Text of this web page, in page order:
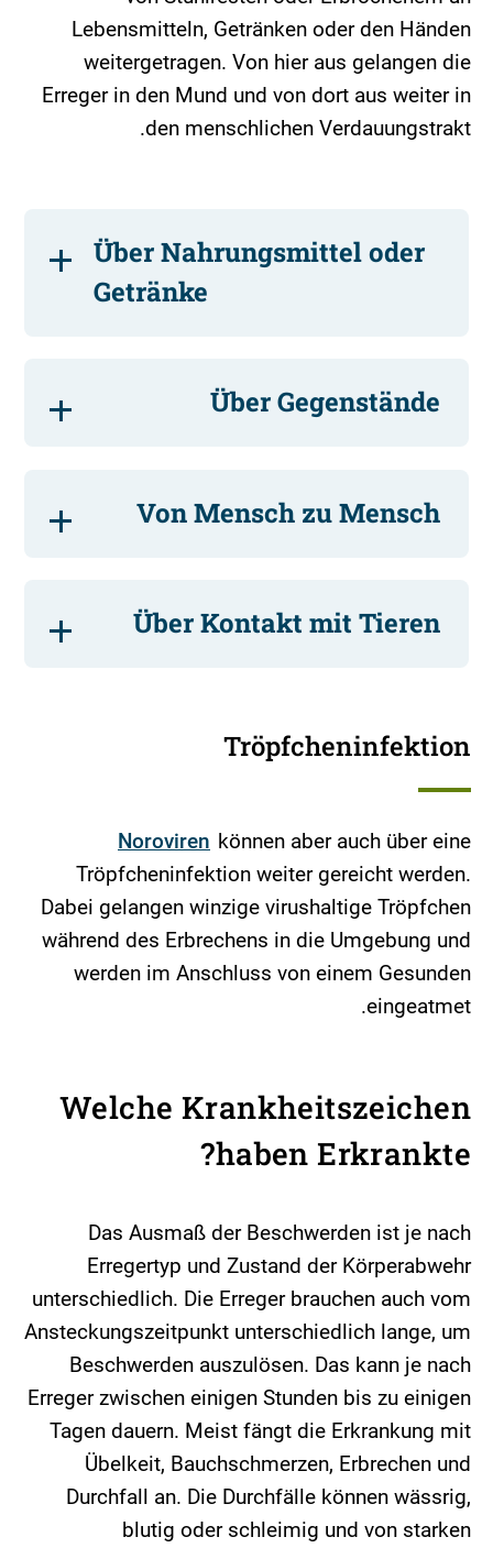
Lebensmitteln, Getränken oder den Händen
weitergetragen. Von hier aus gelangen die
Erreger in den Mund und von dort aus weiter in
den menschlichen Verdauungstrakt.
Über Nahrungsmittel oder
Getränke
Über Gegenstände
Von Mensch zu Mensch
Über Kontakt mit Tieren
Tröpfcheninfektion
Noroviren können aber auch über eine
Tröpfcheninfektion weiter gereicht werden.
Dabei gelangen winzige virushaltige Tröpfchen
während des Erbrechens in die Umgebung und
werden im Anschluss von einem Gesunden
eingeatmet.
Welche Krankheitszeichen
haben Erkrankte?
Das Ausmaß der Beschwerden ist je nach
Erregertyp und Zustand der Körperabwehr
unterschiedlich. Die Erreger brauchen auch vom
Ansteckungszeitpunkt unterschiedlich lange, um
Beschwerden auszulösen. Das kann je nach
Erreger zwischen einigen Stunden bis zu einigen
Tagen dauern. Meist fängt die Erkrankung mit
Übelkeit, Bauchschmerzen, Erbrechen und
Durchfall an. Die Durchfälle können wässrig,
blutig oder schleimig und von starken